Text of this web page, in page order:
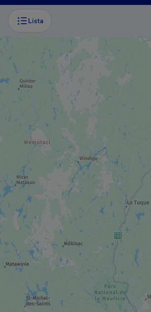
Lista
MUSEO / SITIO HISTÓRICO
Cosmodôme
IR DE COMPRAR
Centropolis
MUSEO / SITIO HISTÓRICO
Museo Armand-Frappier
CENTRO DE RECREACIÓN
Maeva Surf